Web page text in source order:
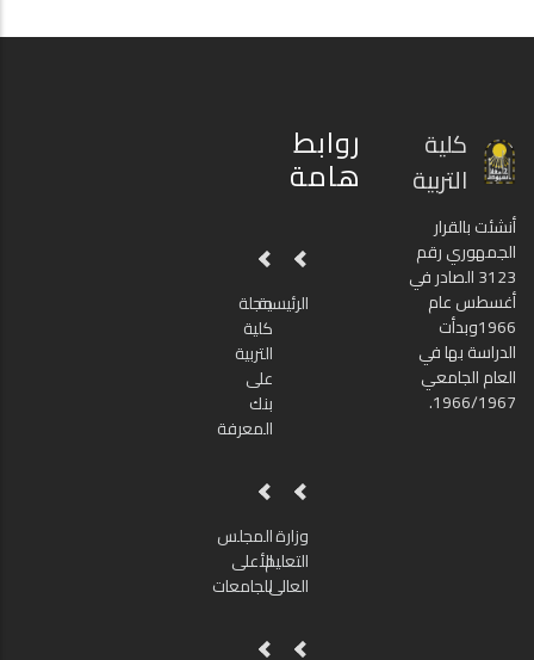
كلية
التربية
أنشئت بالقرار
الجمهوري رقم
3123 الصادر في
أغسطس عام
1966وبدأت
الدراسة بها في
العام الجامعي
1966/1967.
روابط
هامة
الرئيسيةمجلة
كلية
التربية
على
بنك
المعرفة
وزارة
التعليم
العالى
المجلس
الأعلى
للجامعات